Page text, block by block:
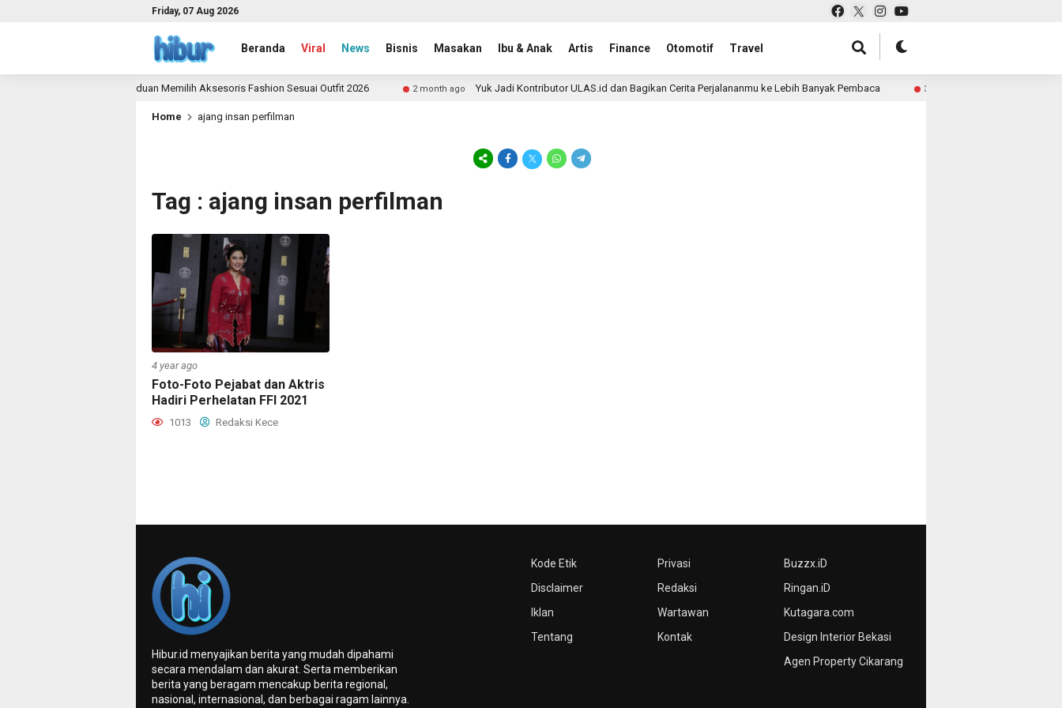
Friday, 07 Aug 2026
Beranda Viral News Bisnis Masakan Ibu & Anak Artis Finance Otomotif Travel
Panduan Memilih Aksesoris Fashion Sesuai Outfit 2026 2 month ago Yuk Jadi Kontributor ULAS.id dan Bagikan Cerita Perjalananmu ke Lebih Banyak Pembaca 3 month ago
Home ajang insan perfilman
Tag : ajang insan perfilman
4 year ago
Foto-Foto Pejabat dan Aktris
Hadiri Perhelatan FFI 2021
1013 Redaksi Kece
Kode Etik
Disclaimer
Iklan
Tentang
Privasi
Redaksi
Wartawan
Kontak
Buzzx.iD
Ringan.iD
Kutagara.com
Design Interior Bekasi
Agen Property Cikarang
Hibur.id menyajikan berita yang mudah dipahami
secara mendalam dan akurat. Serta memberikan
berita yang beragam mencakup berita regional,
nasional, internasional, dan berbagai ragam lainnya.